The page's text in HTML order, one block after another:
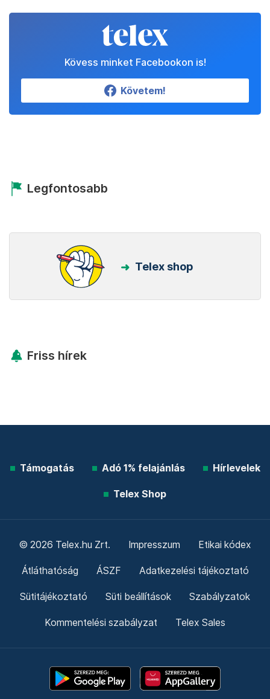
Kövess minket Facebookon is!
Követem!
Legfontosabb
Telex shop
Friss hírek
Támogatás Adó 1% felajánlás Hírlevelek
Telex Shop
© 2026 Telex.hu Zrt. Impresszum Etikai kódex
Átláthatóság ÁSZF Adatkezelési tájékoztató
Sütitájékoztató Süti beállítások Szabályzatok
Kommentelési szabályzat Telex Sales